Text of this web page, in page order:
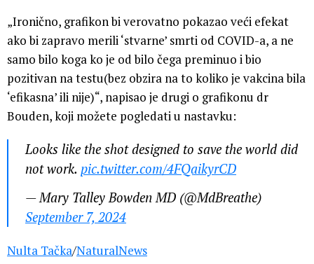
„Ironično, grafikon bi verovatno pokazao veći efekat
ako bi zapravo merili ‘stvarne’ smrti od COVID-a, a ne
samo bilo koga ko je od bilo čega preminuo i bio
pozitivan na testu(bez obzira na to koliko je vakcina bila
‘efikasna’ ili nije)“, napisao je drugi o grafikonu dr
Bouden, koji možete pogledati u nastavku:
Looks like the shot designed to save the world did
not work. pic.twitter.com/4FQaikyrCD
— Mary Talley Bowden MD (@MdBreathe)
September 7, 2024
Nulta Tačka/NaturalNews